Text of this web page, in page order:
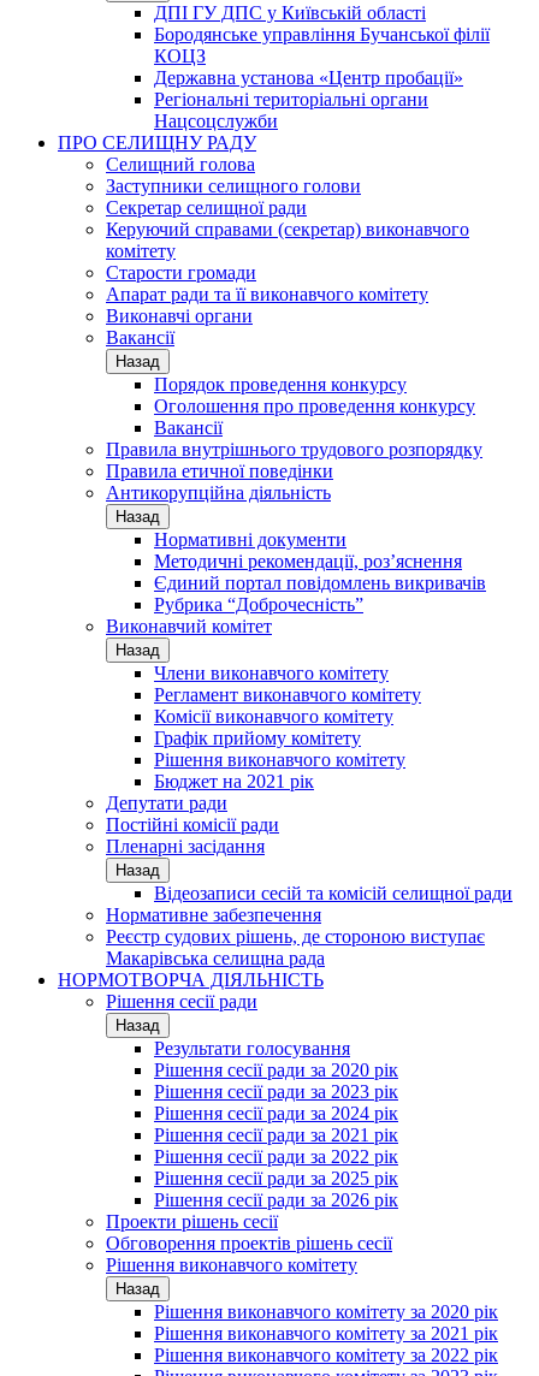
ДПІ ГУ ДПС у Київській області
Бородянське управління Бучанської філії
КОЦЗ
Державна установа «Центр пробації»
Регіональні територіальні органи
Нацсоцслужби
ПРО СЕЛИЩНУ РАДУ
Селищний голова
Заступники селищного голови
Секретар селищної ради
Керуючий справами (секретар) виконавчого
комітету
Старости громади
Апарат ради та її виконавчого комітету
Виконавчі органи
Вакансії
Назад
Порядок проведення конкурсу
Оголошення про проведення конкурсу
Вакансії
Правила внутрішнього трудового розпорядку
Правила етичної поведінки
Антикорупційна діяльність
Назад
Нормативні документи
Методичні рекомендації, роз’яснення
Єдиний портал повідомлень викривачів
Рубрика “Доброчесність”
Виконавчий комітет
Назад
Члени виконавчого комітету
Регламент виконавчого комітету
Комісії виконавчого комітету
Графік прийому комітету
Рішення виконавчого комітету
Бюджет на 2021 рік
Депутати ради
Постійні комісії ради
Пленарні засідання
Назад
Відеозаписи сесій та комісій селищної ради
Нормативне забезпечення
Реєстр судових рішень, де стороною виступає
Макарівська селищна рада
НОРМОТВОРЧА ДІЯЛЬНІСТЬ
Рішення сесії ради
Назад
Результати голосування
Рішення сесії ради за 2020 рік
Рішення сесії ради за 2023 рік
Рішення сесії ради за 2024 рік
Рішення сесії ради за 2021 рік
Рішення сесії ради за 2022 рік
Рішення сесії ради за 2025 рік
Рішення сесії ради за 2026 рік
Проекти рішень сесії
Обговорення проектів рішень сесії
Рішення виконавчого комітету
Назад
Рішення виконавчого комітету за 2020 рік
Рішення виконавчого комітету за 2021 рік
Рішення виконавчого комітету за 2022 рік